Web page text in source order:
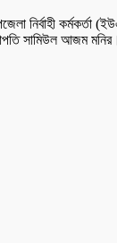
নির্বাহী
আজম মনির।